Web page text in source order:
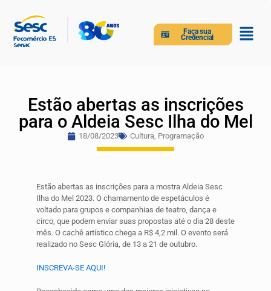
Faça sua
Credencial
Estão abertas as inscrições
para o Aldeia Sesc Ilha do Mel
18/08/2023 Cultura, Programação
Estão abertas as inscrições para a mostra Aldeia Sesc
Ilha do Mel 2023. O chamamento de espetáculos é
voltado para grupos e companhias de teatro, dança e
circo, que podem enviar suas propostas até o dia 28 deste
mês. O cachê artístico chega a R$ 4,2 mil. O evento será
realizado no Sesc Glória, de 13 a 21 de outubro.
INSCREVA-SE AQUI!